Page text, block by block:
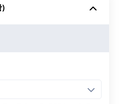
라이브에서
)